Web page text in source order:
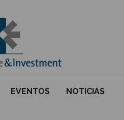
EVENTOS NOTICIAS